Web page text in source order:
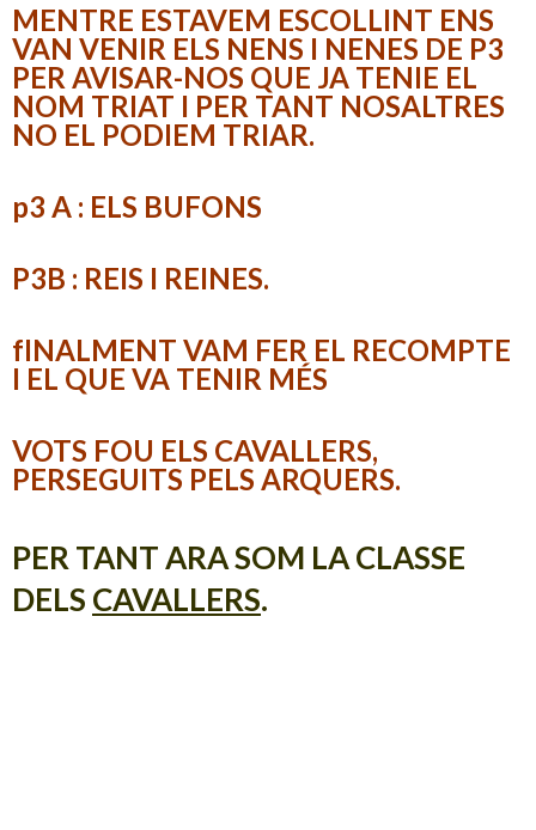
MENTRE ESTAVEM ESCOLLINT ENS
VAN VENIR ELS NENS I NENES DE P3
PER AVISAR-NOS QUE JA TENIE EL
NOM TRIAT I PER TANT NOSALTRES
NO EL PODIEM TRIAR.
p3 A : ELS BUFONS
P3B : REIS I REINES.
fINALMENT VAM FER EL RECOMPTE
I EL QUE VA TENIR MÉS
VOTS FOU ELS CAVALLERS,
PERSEGUITS PELS ARQUERS.
PER TANT ARA SOM LA CLASSE
DELS CAVALLERS.